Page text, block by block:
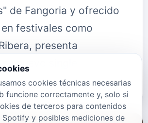
de Fangoria y ofrecido
festivales como
presenta
nuevo single.
en todas las…
cookies técnicas necesarias
funcione correctamente y, solo si
de terceros para contenidos
y posibles mediciones de